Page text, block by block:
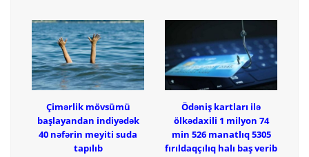
Çimərlik mövsümü
başlayandan indiyədək
40 nəfərin meyiti suda
tapılıb
Ödəniş kartları ilə
ölkədaxili 1 milyon 74
min 526 manatlıq 5305
fırıldaqçılıq halı baş verib